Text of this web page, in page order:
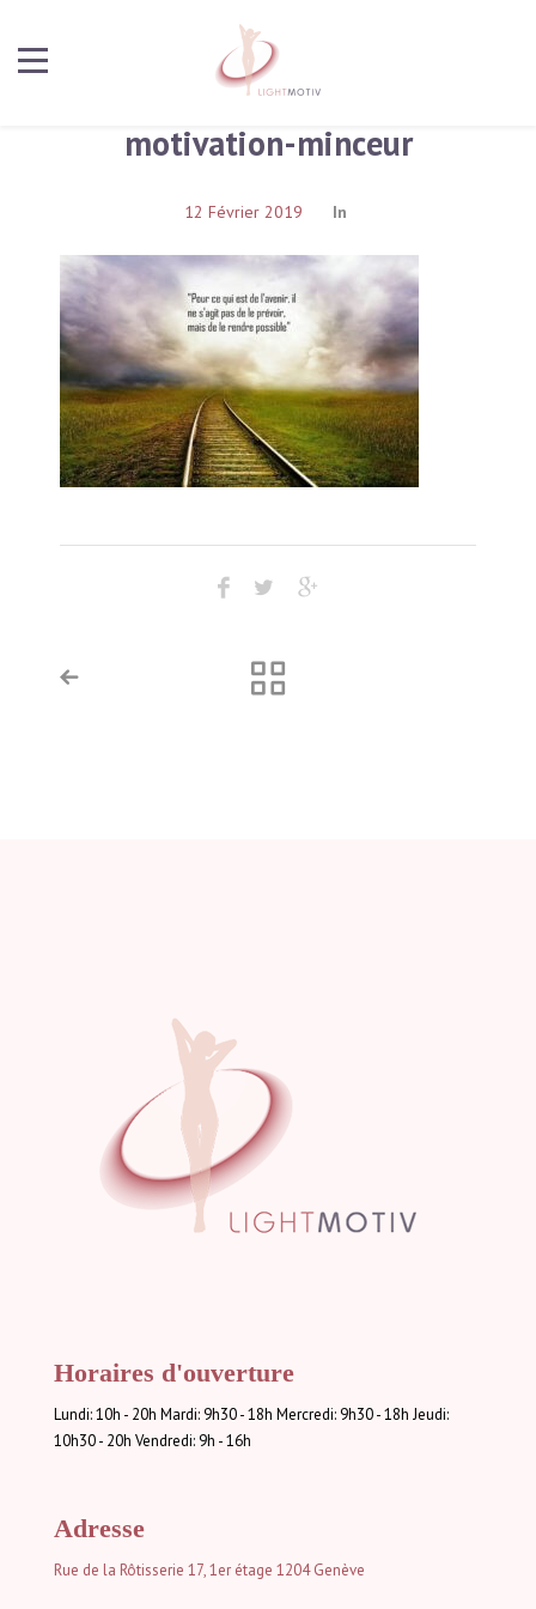
motivation-minceur
12 Février 2019 In
Horaires d'ouverture
Lundi: 10h - 20h Mardi: 9h30 - 18h Mercredi: 9h30 - 18h Jeudi:
10h30 - 20h Vendredi: 9h - 16h
Adresse
Rue de la Rôtisserie 17, 1er étage 1204 Genève